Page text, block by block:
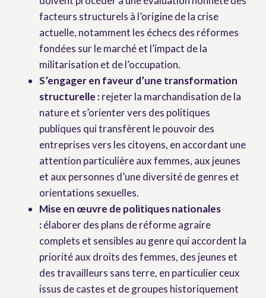
facteurs structurels à l’origine de la crise
actuelle, notamment les échecs des réformes
fondées sur le marché et l’impact de la
militarisation et de l’occupation.
S’engager en faveur d’une transformation
structurelle :rejeter la marchandisation de la
nature et s’orienter vers des politiques
publiques qui transfèrent le pouvoir des
entreprises vers les citoyens, en accordant une
attention particulière aux femmes, aux jeunes
et aux personnes d’une diversité de genres et
orientations sexuelles.
Mise en œuvre de politiques nationales
:élaborer des plans de réforme agraire
complets et sensibles au genre qui accordent la
priorité aux droits des femmes, des jeunes et
des travailleurs sans terre, en particulier ceux
issus de castes et de groupes historiquement